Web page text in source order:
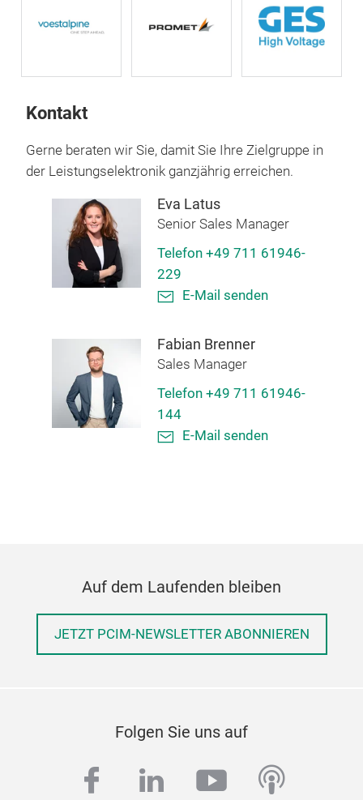
Kontakt
Gerne beraten wir Sie, damit Sie Ihre Zielgruppe in
der Leistungselektronik ganzjährig erreichen.
Eva Latus
Senior Sales Manager
Telefon +49 711 61946-
229
E-Mail senden
Fabian Brenner
Sales Manager
Telefon +49 711 61946-
144
E-Mail senden
Auf dem Laufenden bleiben
JETZT PCIM-NEWSLETTER ABONNIEREN
Folgen Sie uns auf
facebook
linkedinyoutube